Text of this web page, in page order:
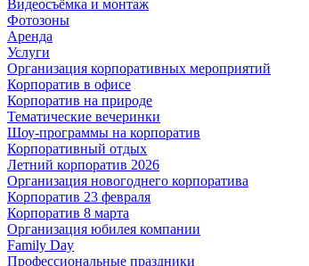
Видеосъёмка и монтаж
Фотозоны
Аренда
Услуги
Организация корпоративных мероприятий
Корпоратив в офисе
Корпоратив на природе
Тематические вечеринки
Шоу-программы на корпоратив
Корпоративный отдых
Летний корпоратив 2026
Организация новогоднего корпоратива
Корпоратив 23 февраля
Корпоратив 8 марта
Организация юбилея компании
Family Day
Профессиональные праздники